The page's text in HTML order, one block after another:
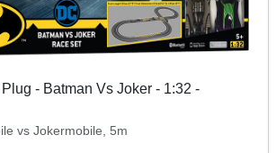
- Batman Vs Joker - 1:32 -
vs Jokermobile, 5m